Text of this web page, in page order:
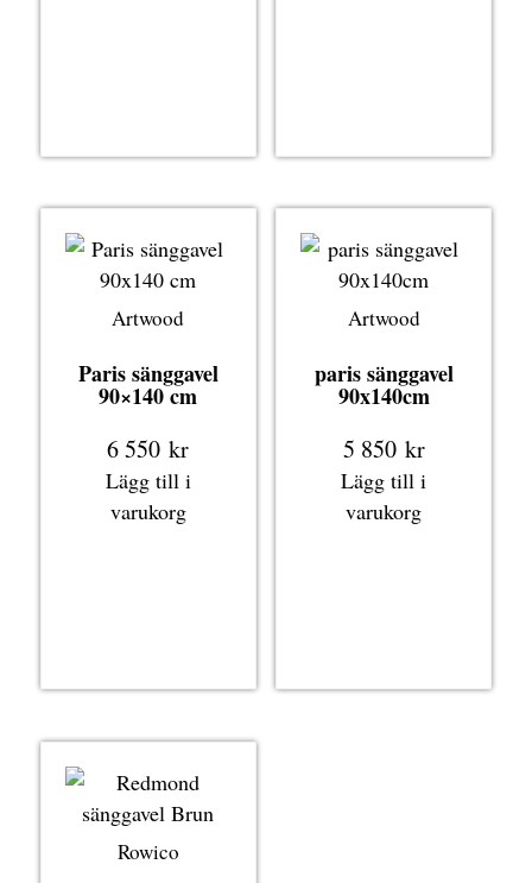
Artwood
Paris sänggavel
90×140 cm
6 550kr
Lägg till i
varukorg
Artwood
paris sänggavel
90x140cm
5 850 kr
Lägg till i
varukorg
Rowico